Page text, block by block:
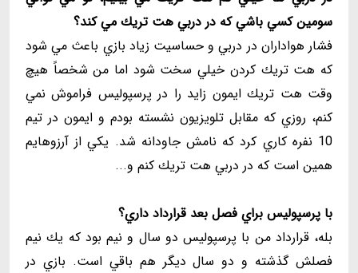
سومين كسي باشي كه در دربي هت تريك مي كند؟
فشار هواداران در دربي و حساسيت زياد بازي باعث مي شود
كه هت تريك كردن خيلي سخت شود اما من شخصاً هيچ
وقت هت تريك ايمون زايد را در پرسپوليس فراموش نمي
كنم، روزي كه مقابل تلويزيون نشسته بودم و ايمون در تيم
10 نفره كاري كرد كه نامش جاودانه شد. يكي از آرزوهايم
همين است كه در دربي هت تريك كنم و...
با پرسپوليس براي فصل بعد قرارداد داري؟
بله، قرارداد من با پرسپوليس دو سال و نيم بود كه يك نيم
فصلش گذشته و دو سال ديگر هم باقي است. بازي در